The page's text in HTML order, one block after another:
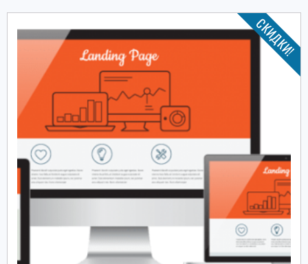
СКИДКИ!